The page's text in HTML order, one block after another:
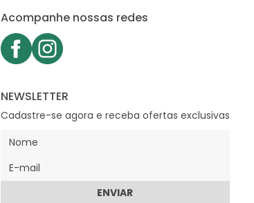
Acompanhe nossas redes
NEWSLETTER
Cadastre-se agora e receba ofertas exclusivas
ENVIAR